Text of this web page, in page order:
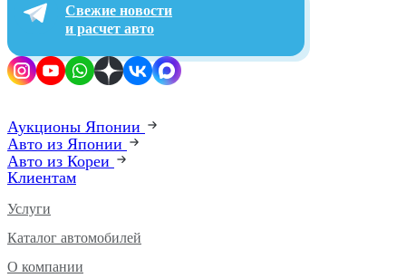
Свежие новости
и расчет авто
Аукционы Японии
Авто из Японии
Авто из Кореи
Клиентам
Услуги
Каталог автомобилей
О компании